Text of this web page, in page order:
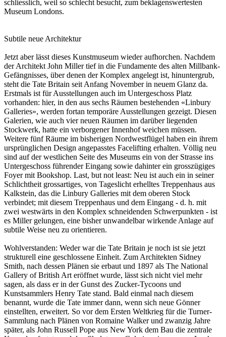
schliesslich, weil so schlecht besucht, zum beklagenswertesten
Museum Londons.
Subtile neue Architektur
Jetzt aber lässt dieses Kunstmuseum wieder aufhorchen. Nachdem
der Architekt John Miller tief in die Fundamente des alten Millbank-
Gefängnisses, über denen der Komplex angelegt ist, hinuntergrub,
steht die Tate Britain seit Anfang November in neuem Glanz da.
Erstmals ist für Ausstellungen auch im Untergeschoss Platz
vorhanden: hier, in den aus sechs Räumen bestehenden «Linbury
Galleries», werden fortan temporäre Ausstellungen gezeigt. Diesen
Galerien, wie auch vier neuen Räumen im darüber liegenden
Stockwerk, hatte ein verborgener Innenhof weichen müssen.
Weitere fünf Räume im bisherigen Nordwestflügel haben ein ihrem
ursprünglichen Design angepasstes Facelifting erhalten. Völlig neu
sind auf der westlichen Seite des Museums ein von der Strasse ins
Untergeschoss führender Eingang sowie dahinter ein grosszügiges
Foyer mit Bookshop. Last, but not least: Neu ist auch ein in seiner
Schlichtheit grossartiges, von Tageslicht erhelltes Treppenhaus aus
Kalkstein, das die Linbury Galleries mit dem oberen Stock
verbindet; mit diesem Treppenhaus und dem Eingang - d. h. mit
zwei westwärts in den Komplex schneidenden Schwerpunkten - ist
es Miller gelungen, eine bisher unwandelbar wirkende Anlage auf
subtile Weise neu zu orientieren.
Wohlverstanden: Weder war die Tate Britain je noch ist sie jetzt
strukturell eine geschlossene Einheit. Zum Architekten Sidney
Smith, nach dessen Plänen sie erbaut und 1897 als The National
Gallery of British Art eröffnet wurde, lässt sich nicht viel mehr
sagen, als dass er in der Gunst des Zucker-Tycoons und
Kunstsammlers Henry Tate stand. Bald einmal nach diesem
benannt, wurde die Tate immer dann, wenn sich neue Gönner
einstellten, erweitert. So vor dem Ersten Weltkrieg für die Turner-
Sammlung nach Plänen von Romaine Walker und zwanzig Jahre
später, als John Russell Pope aus New York dem Bau die zentrale